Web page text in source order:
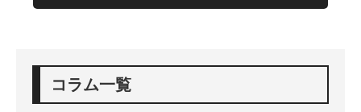
コラム一覧